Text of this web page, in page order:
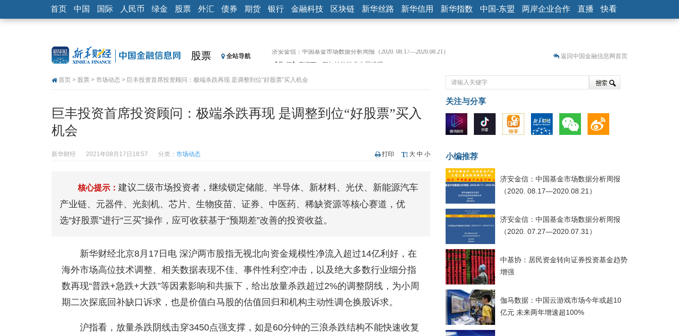
首页 中国 国际 人民币 绿金 股票 外汇 债券 期货 银行 金融科技 区块链 新华丝路 新华信用 新华指数 中国-东盟 两岸企业合作 直播 快看
股票 全站导航
【见·闻】疫情下，新加坡旅游业步履维艰
【见·闻】疫情下一家香港传统零售商的转型突围之旅
济安金信：中国基金市场数据分析周报（2020. 07.27—2020.07.31）
【新华财经调查】同业存单、结构性存款玩起“跷跷板” 结构性失衡藏
在“隐秘的角落”
央行公开市场净投放300亿元 短端资金利率明显下行
恒生聚源：北斗收官之星发射成功，全产业链解析
济安金信：中国基金市场数据分析周报（2020. 08.17—2020.08.21）
返回中国金融信息网首页
首页 > 股票 > 市场动态 > 巨丰投资首席投资顾问：极端杀跌再现 是调整到位“好股票”买入机会
巨丰投资首席投资顾问：极端杀跌再现 是调整到位“好股票”买入
机会
新华财经 2021年08月17日18:57 分类： 市场动态 打印 大 中 小
核心提示： 建议二级市场投资者，继续锁定储能、半导体、新材料、光伏、新能源汽车
产业链、元器件、光刻机、芯片、生物疫苗、证券、中医药、稀缺资源等核心赛道，优
选“好股票”进行“三买”操作，应可收获基于“预期差”改善的投资收益。
新华财经北京8月17日电 深沪两市股指无视北向资金规模性净流入超过14亿利好，在
海外市场高位技术调整、相关数据表现不佳、事件性利空冲击，以及绝大多数行业细分指
数再现“普跌+急跌+大跌”等因素影响和共振下，给出放量杀跌超过2%的调整阴线，为小周
期二次探底回补缺口诉求，也是价值白马股的估值回归和机构主动性调仓换股诉求。
沪指看，放量杀跌阴线击穿3450点强支撑，如是60分钟的三浪杀跌结构不能快速收复
关注与分享
小编推荐
济安金信：中国基金市场数据分析周报
（2020. 08.17—2020.08.21）
济安金信：中国基金市场数据分析周报
（2020. 07.27—2020.07.31）
中基协：居民资金转向证券投资基金趋势
增强
伽马数据：中国云游戏市场今年或超10
亿元 未来两年增速超100%